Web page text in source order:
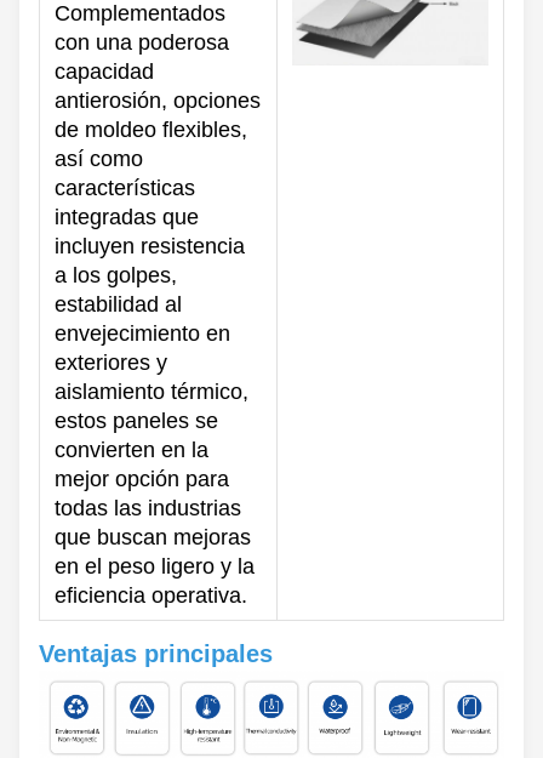
Complementados
con una poderosa
capacidad
antierosión, opciones
de moldeo flexibles,
así como
características
integradas que
incluyen resistencia
a los golpes,
estabilidad al
envejecimiento en
exteriores y
aislamiento térmico,
estos paneles se
convierten en la
mejor opción para
todas las industrias
que buscan mejoras
en el peso ligero y la
eficiencia operativa.
Ventajas principales